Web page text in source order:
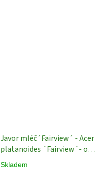
Javor mléč´Fairview´ - Acer
platanoides ´Fairview´- ok
12/14
Skladem